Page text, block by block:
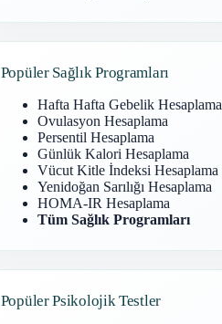
Popüler Sağlık Programları
Hafta Hafta Gebelik Hesaplama
Ovulasyon Hesaplama
Persentil Hesaplama
Günlük Kalori Hesaplama
Vücut Kitle İndeksi Hesaplama
Yenidoğan Sarılığı Hesaplama
HOMA-IR Hesaplama
Tüm Sağlık Programları
Popüler Psikolojik Testler